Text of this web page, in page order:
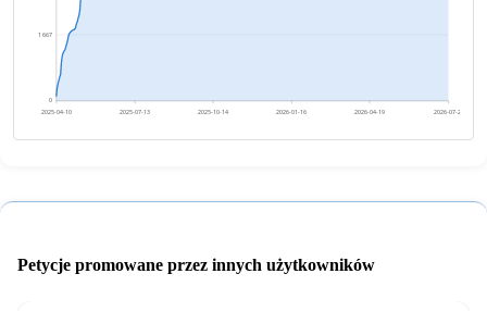
0
1 667
2025-04-10 2025-07-13 2025-10-14 2026-01-16 2026-04-19 2026-07-22
Petycje promowane przez innych użytkowników